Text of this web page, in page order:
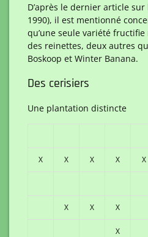
D’après le dernier article
1990), il est mentionné
qu’une seule variété
des reinettes, deux autres
Boskoop et Winter Banana.
Des cerisiers
Une plantation distincte
X X X X X
X X X
X